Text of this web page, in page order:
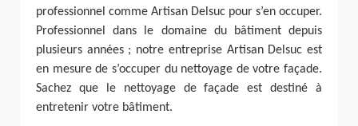
professionnel comme Artisan Delsuc pour s’en occuper.
Professionnel dans le domaine du bâtiment depuis
plusieurs années ; notre entreprise Artisan Delsuc est
en mesure de s’occuper du nettoyage de votre façade.
Sachez que le nettoyage de façade est destiné à
entretenir votre bâtiment.